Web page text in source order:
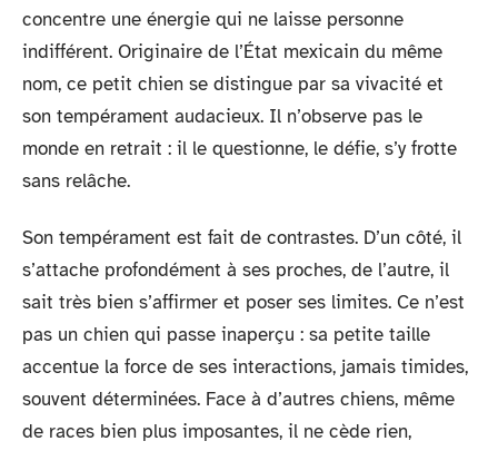
concentre une énergie qui ne laisse personne
indifférent. Originaire de l’État mexicain du même
nom, ce petit chien se distingue par sa vivacité et
son tempérament audacieux. Il n’observe pas le
monde en retrait : il le questionne, le défie, s’y frotte
sans relâche.
Son tempérament est fait de contrastes. D’un côté, il
s’attache profondément à ses proches, de l’autre, il
sait très bien s’affirmer et poser ses limites. Ce n’est
pas un chien qui passe inaperçu : sa petite taille
accentue la force de ses interactions, jamais timides,
souvent déterminées. Face à d’autres chiens, même
de races bien plus imposantes, il ne cède rien,